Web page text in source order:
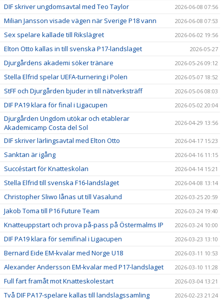
DIF skriver ungdomsavtal med Teo Taylor 2026-06-08 07:56
Milian Jansson visade vägen när Sverige P18 vann 2026-06-08 07:53
Sex spelare kallade till Rikslägret 2026-06-02 19:56
Elton Otto kallas in till svenska P17-landslaget 2026-05-27
Djurgårdens akademi söker tränare 2026-05-26 09:12
Stella Elfrid spelar UEFA-turnering i Polen 2026-05-07 18:52
StFF och Djurgården bjuder in till nätverksträff 2026-05-06 08:03
DIF PA19 klara för final i Ligacupen 2026-05-02 20:04
Djurgården Ungdom utökar och etablerar
Akademicamp Costa del Sol
2026-04-29 13:56
DIF skriver lärlingsavtal med Elton Otto 2026-04-17 15:23
Sanktan är igång 2026-04-16 11:15
Succéstart för Knatteskolan 2026-04-14 15:21
Stella Elfrid till svenska F16-landslaget 2026-04-08 13:14
Christopher Sliwo lånas ut till Vasalund 2026-03-25 20:59
Jakob Toma till P16 Future Team 2026-03-24 19:40
Knatteuppstart och prova på-pass på Östermalms IP 2026-03-24 10:00
DIF PA19 klara för semifinal i Ligacupen 2026-03-23 13:10
Bernard Eide EM-kvalar med Norge U18 2026-03-11 10:53
Alexander Andersson EM-kvalar med P17-landslaget 2026-03-10 11:28
Full fart framåt mot Knatteskolestart 2026-03-04 13:21
Två DIF PA17-spelare kallas till landslagssamling 2026-02-23 21:24